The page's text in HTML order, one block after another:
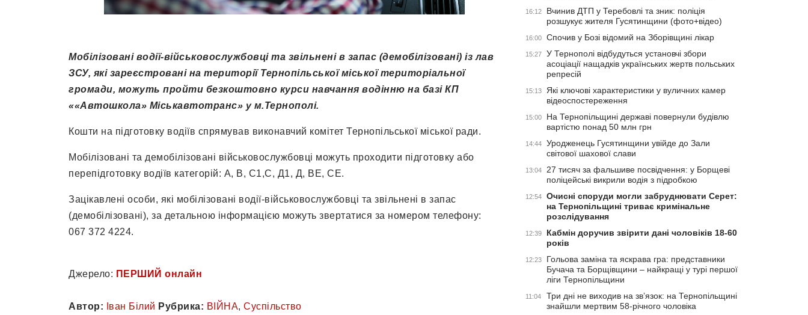
Мобілізовані водії-військовослужбовці та звільнені в запас (демобілізовані) із лав
ЗСУ, які зареєстровані на території Тернопільської міської територіальної
громади, можуть пройти безкоштовно курси навчання водінню на базі КП
««Автошкола» Міськавтотранс» у м.Тернополі.
Кошти на підготовку водіїв спрямував виконавчий комітет Тернопільської міської ради.
Мобілізовані та демобілізовані військовослужбовці можуть проходити підготовку або
перепідготовку водіїв категорій: А, В, С1,С, Д1, Д, ВЕ, СЕ.
Зацікавлені особи, які мобілізовані водії-військовослужбовці та звільнені в запас
(демобілізовані), за детальною інформацією можуть звертатися за номером телефону:
067 372 4224.
Джерело: ПЕРШИЙ онлайн
Автор: Іван Білий Рубрика: ВІЙНА, Суспільство
16:12
Вчинив ДТП у Теребовлі та зник: поліція
розшукує жителя Гусятинщини (фото+відео)
16:00 Спочив у Бозі відомий на Зборівщині лікар
15:27
У Тернополі відбудуться установчі збори
асоціації нащадків українських жертв польських
репресій
15:13
Які ключові характеристики у вуличних камер
відеоспостереження
15:00
На Тернопільщині державі повернули будівлю
вартістю понад 50 млн грн
14:44
Уродженець Гусятинщини увійде до Зали
світової шахової слави
13:04
27 тисяч за фальшиве посвідчення: у Борщеві
поліцейські викрили водія з підробкою
12:54
Очисні споруди могли забруднювати Серет:
на Тернопільщині триває кримінальне
розслідування
12:39
Кабмін доручив звірити дані чоловіків 18-60
років
12:23
Гольова заміна та яскрава гра: представники
Бучача та Борщівщини – найкращі у турі першої
ліги Тернопільщини
11:04
Три дні не виходив на зв’язок: на Тернопільщині
знайшли мертвим 58-річного чоловіка